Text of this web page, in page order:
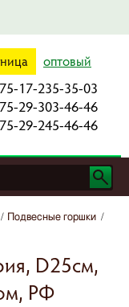
оптовый
17-235-35-03
29-303-46-46
29-245-46-46
Подвесные горшки
D25см,
РФ